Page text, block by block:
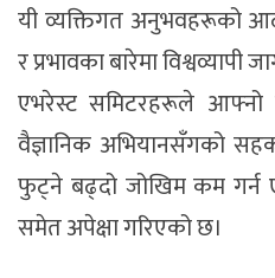
यी व्यक्तिगत अनुभवहरूको
र प्रभावका बारेमा विश्वव्यापी
एभरेस्ट समिटरहरूले
वैज्ञानिक अभियानसँगको
फुट्ने बढ्दो जोखिम कम गर्न
समेत अपेक्षा गरिएको छ।